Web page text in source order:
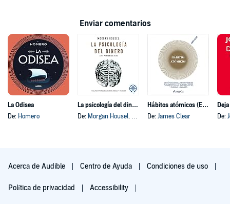
Enviar comentarios
La Odisea
De: Homero
La psicología del dinero
De: Morgan Housel, y otros
Hábitos atómicos (Español neutro)
De: James Clear
De:
Acerca de Audible Centro de Ayuda Condiciones de uso
Política de privacidad Accessibility